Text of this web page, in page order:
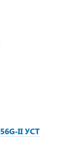
II УСТ